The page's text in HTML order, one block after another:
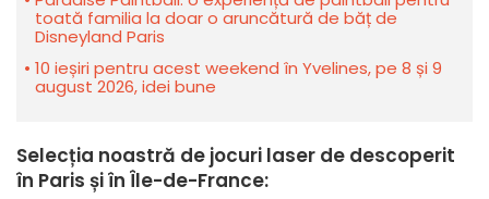
toată familia la doar o aruncătură de băț de
Disneyland Paris
10 ieșiri pentru acest weekend în Yvelines, pe 8 și 9
august 2026, idei bune
Selecția noastră de jocuri laser de descoperit
în Paris și în Île-de-France: